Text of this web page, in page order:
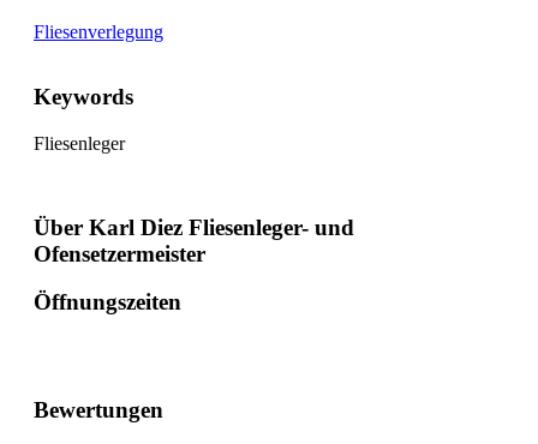
Fliesenverlegung
Keywords
Fliesenleger
Über Karl Diez Fliesenleger- und
Ofensetzermeister
Öffnungszeiten
Bewertungen